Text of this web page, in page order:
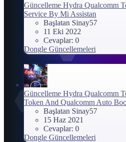
Güncelleme Hydra Qualcomm
Service By Mi Assistan
Başlatan Sinay57
11 Eki 2022
Cevaplar: 0
Dongle Güncellemeleri
Güncelleme Hydra Qualcomm
Token And Qualcomm Auto
Başlatan Sinay57
15 Haz 2021
Cevaplar: 0
Dongle Güncellemeleri